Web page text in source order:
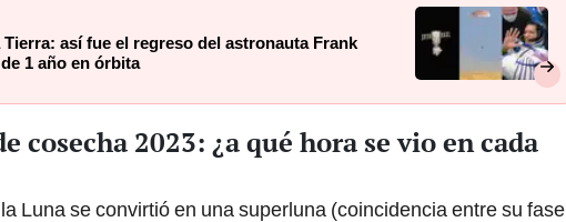
Tierra: así fue el regreso del astronauta Frank
1 año en órbita
cosecha 2023: ¿a qué hora se vio en cada
Luna se convirtió en una superluna (coincidencia entre su fase